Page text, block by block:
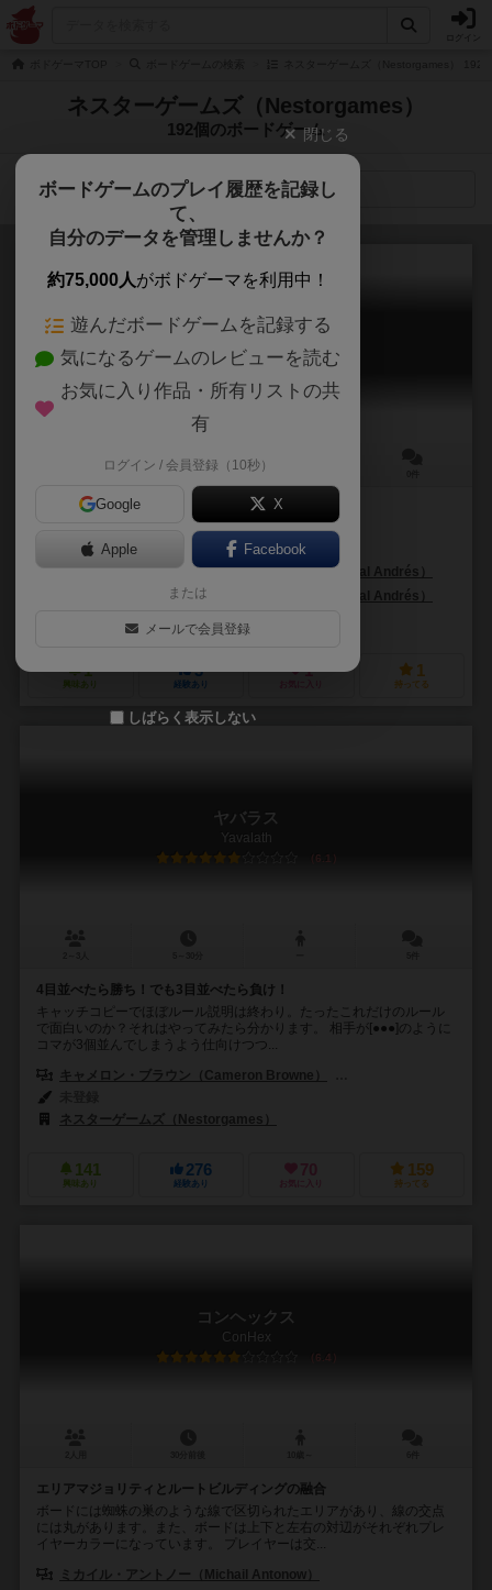
ネスターゲームズ（Nestorgames）
192個のボードゲーム
検索メニュー
ネスターゲームズジーピー
nestorgames GP
20～60分
作品説明文の編集者を募集中
ネスター・ロメラル・アンドレス（Néstor Romeral Andrés）
ネスター・ロメラル・アンドレス（Néstor Romeral Andrés）
ネスターゲームズ（Nestorgames）
1
興味あり
3
経験あり
1 1
持ってる
ヤバラス
Yavalath
6.1
4目並べたら勝ち！でも3目並べたら負け！
キャッチコピーでほぼルール説明は終わり。たったこれだけのルール
で面白いのか？それはやってみたら分かります。 相手が[●●●]のように
コマが3個並んでしまうよう仕向けつつ...
キャメロン・ブラウン（Cameron Browne）
ネスターゲームズ（Nestorgames）
141
興味あり
276
経験あり
70
お気に入り
159
持ってる
コンヘックス
ConHex
6.4
エリアマジョリティとルートビルディングの融合
ボードには蜘蛛の巣のような線で区切られたエリアがあり、線の交点
には丸があります。また、ボードは上下と左右の対辺がそれぞれプレ
イヤーカラーになっています。 プレイヤーは交...
ミカイル・アントノー（Michail Antonow）
閉じる
ボードゲームのプレイ履歴を記録し
て、
自分のデータを管理しませんか？
約75,000人がボドゲーマを利用中！
遊んだボードゲームを記録する
気になるゲームのレビューを読む
お気に入り作品・所有リストの共
有
ログイン / 会員登録（10秒）
Google X
Apple Facebook
または
メールで会員登録
しばらく表示しない